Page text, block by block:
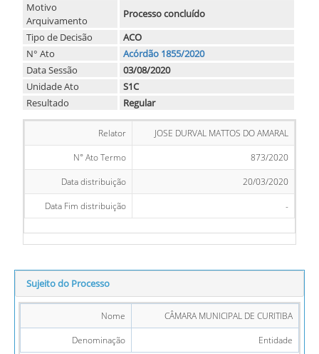
Motivo
Arquivamento
Processo concluído
Tipo de Decisão
ACO
N° Ato
Acórdão 1855/2020
Data Sessão
03/08/2020
Unidade Ato
S1C
Resultado
Regular
Relator
JOSE DURVAL MATTOS DO AMARAL
N° Ato Termo
873/2020
Data distribuição
20/03/2020
Data Fim distribuição
-
Sujeito do Processo
Nome
CÂMARA MUNICIPAL DE CURITIBA
Denominação
Entidade